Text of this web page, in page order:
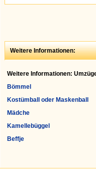
Weitere Informationen:
Weitere Informationen:
Bömmel
Kostümball oder Maskenball
Mädche
Kamellebüggel
Beffje